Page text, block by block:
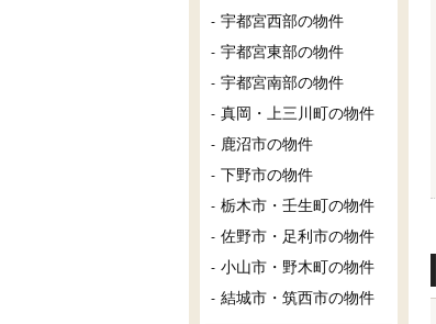
宇都宮西部の物件
宇都宮東部の物件
宇都宮南部の物件
真岡・上三川町の物件
鹿沼市の物件
下野市の物件
栃木市・壬生町の物件
佐野市・足利市の物件
小山市・野木町の物件
結城市・筑西市の物件